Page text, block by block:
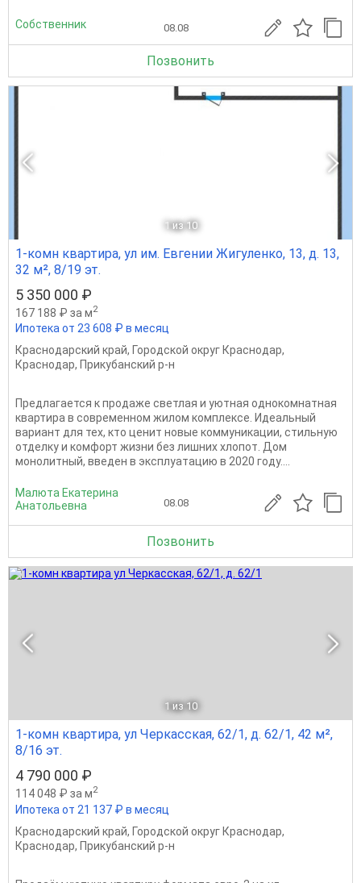
Собственник 08.08
Позвонить
1 из 10
1-комн квартира, ул им. Евгении Жигуленко, 13, д. 13,
32 м², 8/19 эт.
5 350 000 ₽
167 188 ₽ за м2
Ипотека от 23 608 ₽ в месяц
Краснодарский край, Городской округ Краснодар,
Краснодар, Прикубанский р-н
Предлагается к продаже светлая и уютная однокомнатная
квартира в современном жилом комплексе. Идеальный
вариант для тех, кто ценит новые коммуникации, стильную
отделку и комфорт жизни без лишних хлопот. Дом
монолитный, введен в эксплуатацию в 2020 году....
Малюта Екатерина
Анатольевна
08.08
Позвонить
1 из 10
1-комн квартира, ул Черкасская, 62/1, д. 62/1, 42 м²,
8/16 эт.
4 790 000 ₽
114 048 ₽ за м2
Ипотека от 21 137 ₽ в месяц
Краснодарский край, Городской округ Краснодар,
Краснодар, Прикубанский р-н